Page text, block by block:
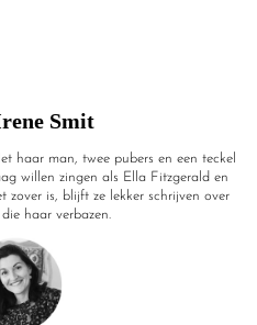
Smit
haar man, twee pubers en een teckel
willen zingen als Ella Fitzgerald en
zover is, blijft ze lekker schrijven over
haar verbazen.